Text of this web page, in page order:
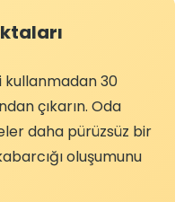
30
çıkarın. Oda
daha pürüzsüz bir
oluşumunu